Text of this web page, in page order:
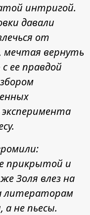
интригой.
давали
от
мечтая вернуть
ее правдой
прикрытой и
Золя влез на
литераторам
не пьесы.